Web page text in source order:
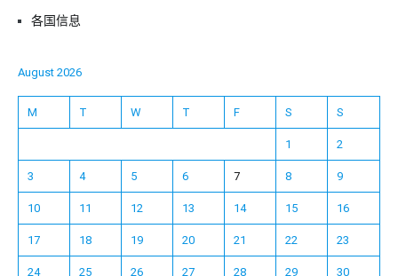
各国信息
August 2026
M T W T F S S
1 2
3 4 5 6 7 8 9
10 11 12 13 14 15 16
17 18 19 20 21 22 23
24 25 26 27 28 29 30